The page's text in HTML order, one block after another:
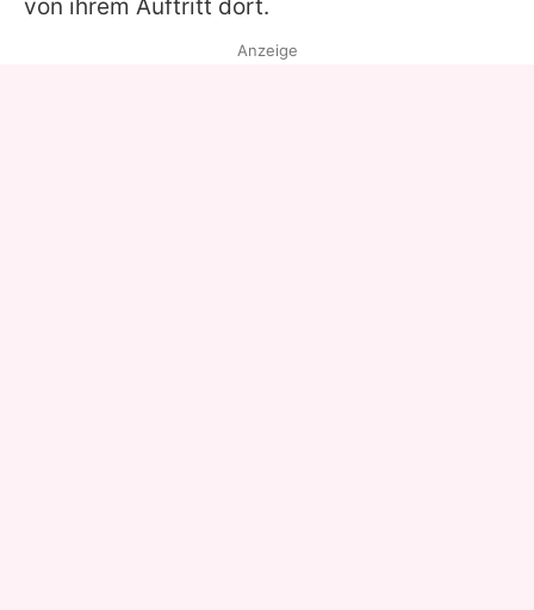
von ihrem Auftritt dort.
Anzeige